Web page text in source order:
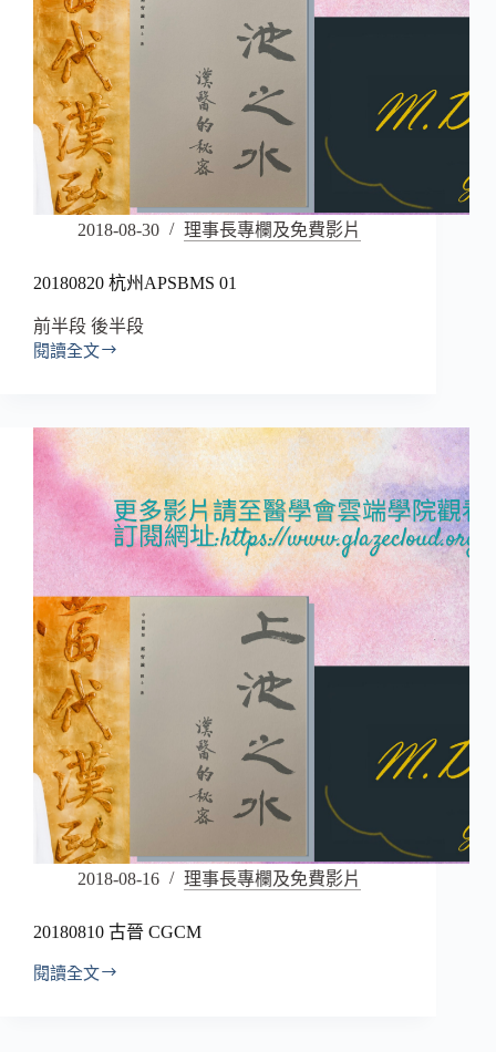
2018-08-30 理事長專欄及免費影片
20180820 杭州APSBMS 01
前半段 後半段
閱讀全文
2018-08-16 理事長專欄及免費影片
20180810 古晉 CGCM
閱讀全文